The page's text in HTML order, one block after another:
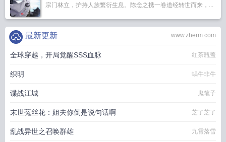
宗门林立，护持人族繁衍生息。陈念之携一卷道经转世而来，...
www.zherm.com
最新更新
全球穿越，开局觉醒SSS血脉 红茶瓶盖
织明 蜗牛非牛
谍战江城 鬼笔子
末世菟丝花：姐夫你倒是说句话啊 芝了芝了
乱战异世之召唤群雄 九霄落雪